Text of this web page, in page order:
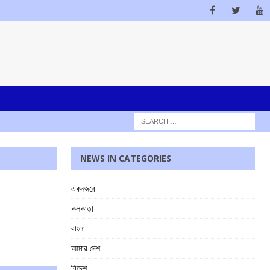
NEWS IN CATEGORIES
একনজরে
কলকাতা
বাংলা
আমার দেশ